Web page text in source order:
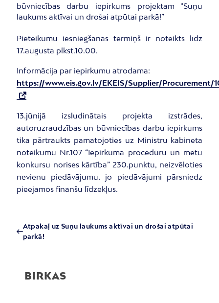
būvniecības darbu iepirkums projektam “Suņu
laukums aktīvai un drošai atpūtai parkā!”
Pieteikumu iesniegšanas termiņš ir noteikts līdz
17.augusta plkst.10.00.
Informācija par iepirkumu atrodama:
https://www.eis.gov.lv/EKEIS/Supplier/Procurement/
13.jūnijā izsludinātais projekta izstrādes,
autoruzraudzības un būvniecības darbu iepirkums
tika pārtraukts pamatojoties uz Ministru kabineta
noteikumu Nr.107 “Iepirkuma procedūru un metu
konkursu norises kārtība” 230.punktu, neizvēloties
nevienu piedāvājumu, jo piedāvājumi pārsniedz
pieejamos finanšu līdzekļus.
Atpakaļ uz Suņu laukums aktīvai un drošai atpūtai
parkā!
BIRKAS